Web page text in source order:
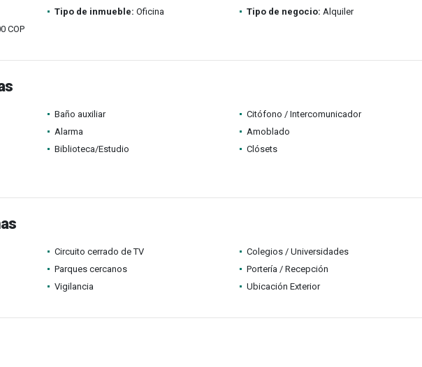
Tipo de inmueble: Oficina Tipo de negocio: Alquiler
COP
Baño auxiliar
Citófono / Intercomunicador
Alarma
Amoblado
Biblioteca/Estudio
Clósets
Circuito cerrado de TV
Colegios / Universidades
Parques cercanos
Portería / Recepción
Vigilancia Ubicación Exterior